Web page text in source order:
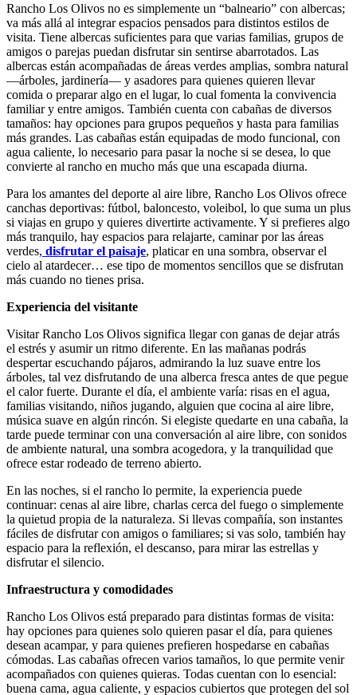
Rancho Los Olivos no es simplemente un “balneario” con albercas;
va más allá al integrar espacios pensados para distintos estilos de
visita. Tiene albercas suficientes para que varias familias, grupos de
amigos o parejas puedan disfrutar sin sentirse abarrotados. Las
albercas están acompañadas de áreas verdes amplias, sombra natural
—árboles, jardinería— y asadores para quienes quieren llevar
comida o preparar algo en el lugar, lo cual fomenta la convivencia
familiar y entre amigos. También cuenta con cabañas de diversos
tamaños: hay opciones para grupos pequeños y hasta para familias
más grandes. Las cabañas están equipadas de modo funcional, con
agua caliente, lo necesario para pasar la noche si se desea, lo que
convierte al rancho en mucho más que una escapada diurna.
Para los amantes del deporte al aire libre, Rancho Los Olivos ofrece
canchas deportivas: fútbol, baloncesto, voleibol, lo que suma un plus
si viajas en grupo y quieres divertirte activamente. Y si prefieres algo
más tranquilo, hay espacios para relajarte, caminar por las áreas
verdes, disfrutar el paisaje, platicar en una sombra, observar el
cielo al atardecer… ese tipo de momentos sencillos que se disfrutan
más cuando no tienes prisa.
Experiencia del visitante
Visitar Rancho Los Olivos significa llegar con ganas de dejar atrás
el estrés y asumir un ritmo diferente. En las mañanas podrás
despertar escuchando pájaros, admirando la luz suave entre los
árboles, tal vez disfrutando de una alberca fresca antes de que pegue
el calor fuerte. Durante el día, el ambiente varía: risas en el agua,
familias visitando, niños jugando, alguien que cocina al aire libre,
música suave en algún rincón. Si elegiste quedarte en una cabaña, la
tarde puede terminar con una conversación al aire libre, con sonidos
de ambiente natural, una sombra acogedora, y la tranquilidad que
ofrece estar rodeado de terreno abierto.
En las noches, si el rancho lo permite, la experiencia puede
continuar: cenas al aire libre, charlas cerca del fuego o simplemente
la quietud propia de la naturaleza. Si llevas compañía, son instantes
fáciles de disfrutar con amigos o familiares; si vas solo, también hay
espacio para la reflexión, el descanso, para mirar las estrellas y
disfrutar el silencio.
Infraestructura y comodidades
Rancho Los Olivos está preparado para distintas formas de visita:
hay opciones para quienes solo quieren pasar el día, para quienes
desean acampar, y para quienes prefieren hospedarse en cabañas
cómodas. Las cabañas ofrecen varios tamaños, lo que permite venir
acompañados con quienes quieras. Todas cuentan con lo esencial:
buena cama, agua caliente, y espacios cubiertos que protegen del sol